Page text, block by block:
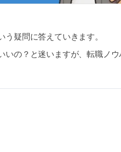
疑問に答えていきます。
いの？と迷いますが、転職ノ